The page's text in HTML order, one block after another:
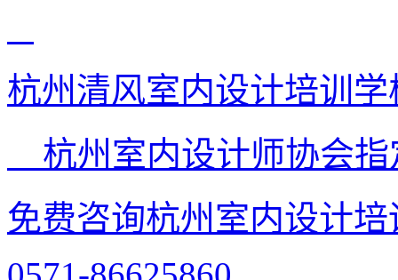
杭州清风室内设计培训学
杭州室内设计师协会
免费咨询杭州室内设计